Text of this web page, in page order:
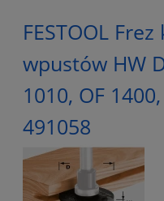
FESTOOL
wpustów HW
1010, OF
491058